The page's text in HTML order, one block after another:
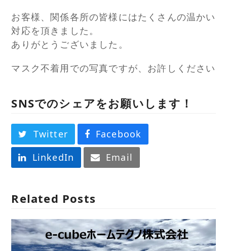
お客様、関係各所の皆様にはたくさんの温かい
対応を頂きました。
ありがとうございました。
マスク不着用での写真ですが、お許しください
SNSでのシェアをお願いします！
Twitter
Facebook
LinkedIn
Email
Related Posts